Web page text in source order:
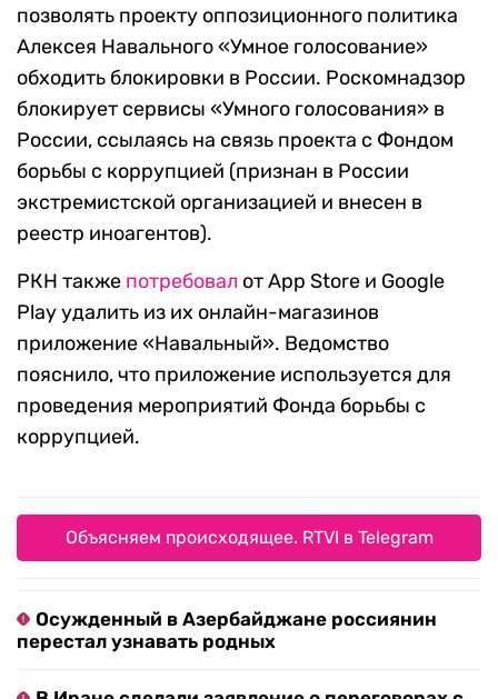
позволять проекту оппозиционного политика
Алексея Навального «Умное голосование»
обходить блокировки в России. Роскомнадзор
блокирует сервисы «Умного голосования» в
России, ссылаясь на связь проекта с Фондом
борьбы с коррупцией (признан в России
экстремистской организацией и внесен в
реестр иноагентов).
РКН также потребовал от App Store и Google
Play удалить из их онлайн-магазинов
приложение «Навальный». Ведомство
пояснило, что приложение используется для
проведения мероприятий Фонда борьбы с
коррупцией.
Объясняем происходящее. RTVI в Telegram
Осужденный в Азербайджане россиянин
перестал узнавать родных